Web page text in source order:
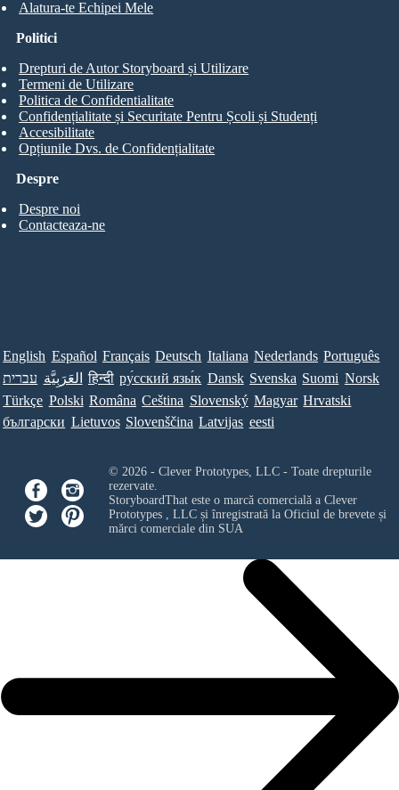
Alatura-te Echipei Mele
Despre
Despre noi
Contacteaza-ne
Politici
Drepturi de Autor Storyboard și Utilizare
Termeni de Utilizare
Politica de Confidentialitate
Confidențialitate și Securitate Pentru Școli și Studenți
Accesibilitate
Opțiunile Dvs. de Confidențialitate
English Español Français Deutsch Italiana Nederlands Português
עברית العَرَبِيَّة हिन्दी ру́сский язы́к Dansk Svenska Suomi Norsk
Türkçe Polski Româna Ceština Slovenský Magyar Hrvatski
български Lietuvos Slovenščina Latvijas eesti
© 2026 - Clever Prototypes, LLC - Toate drepturile
rezervate.
StoryboardThat este o marcă comercială a Clever
Prototypes , LLCși înregistrată la Oficiul de brevete și
mărci comerciale din SUA